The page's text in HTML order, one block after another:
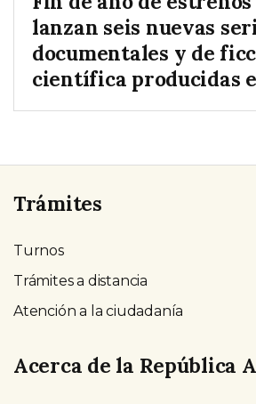
lanzan seis nuevas
documentales y de
científica producidas
Trámites
Turnos
Trámites a distancia
Atención a la ciudadanía
Acerca de la República